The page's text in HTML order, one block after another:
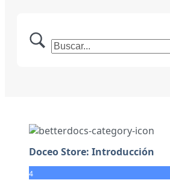
Doceo Store: Introducción
4